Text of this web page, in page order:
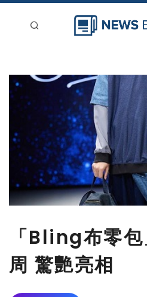
新聞稿分類
登入
刊登
「Bling布零
周 驚艷亮相